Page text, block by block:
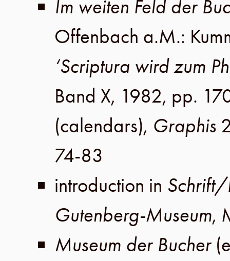
Im weiten Feld der
Offenbach a.M.:
‘Scriptura wird zum
Band X, 1982, pp.
(calendars), Graphis
74-83
introduction in
Gutenberg-Museum,
Museum der Bucher